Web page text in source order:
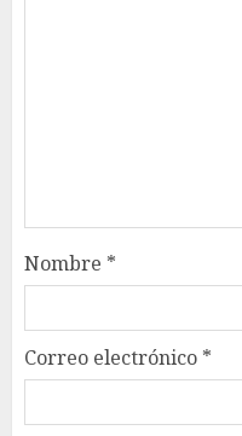
Nombre *
Correo electrónico *